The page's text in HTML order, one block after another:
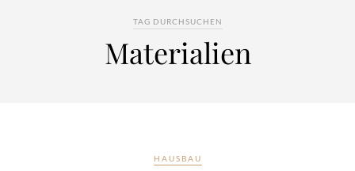
TAG DURCHSUCHEN
Materialien
HAUSBAU